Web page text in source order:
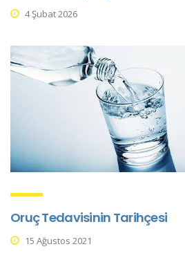
4 Şubat 2026
Oruç Tedavisinin Tarihçesi
15 Ağustos 2021